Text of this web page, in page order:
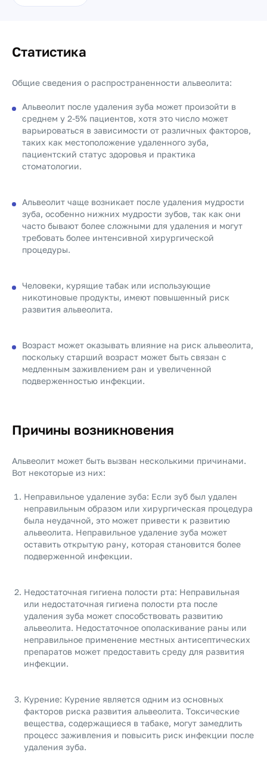
Статистика
Общие сведения о распространенности альвеолита:
Альвеолит после удаления зуба может произойти в
среднем у 2-5% пациентов, хотя это число может
варьироваться в зависимости от различных факторов,
таких как местоположение удаленного зуба,
пациентский статус здоровья и практика
стоматологии.
Альвеолит чаще возникает после удаления мудрости
зуба, особенно нижних мудрости зубов, так как они
часто бывают более сложными для удаления и могут
требовать более интенсивной хирургической
процедуры.
Человеки, курящие табак или использующие
никотиновые продукты, имеют повышенный риск
развития альвеолита.
Возраст может оказывать влияние на риск альвеолита,
поскольку старший возраст может быть связан с
медленным заживлением ран и увеличенной
подверженностью инфекции.
Причины возникновения
Альвеолит может быть вызван несколькими причинами.
Вот некоторые из них:
Неправильное удаление зуба: Если зуб был удален
неправильным образом или хирургическая процедура
была неудачной, это может привести к развитию
альвеолита. Неправильное удаление зуба может
оставить открытую рану, которая становится более
подверженной инфекции.
Недостаточная гигиена полости рта: Неправильная
или недостаточная гигиена полости рта после
удаления зуба может способствовать развитию
альвеолита. Недостаточное ополаскивание раны или
неправильное применение местных антисептических
препаратов может предоставить среду для развития
инфекции.
Курение: Курение является одним из основных
факторов риска развития альвеолита. Токсические
вещества, содержащиеся в табаке, могут замедлить
процесс заживления и повысить риск инфекции после
удаления зуба.